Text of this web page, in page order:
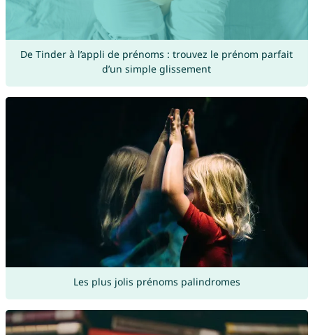
De Tinder à l’appli de prénoms : trouvez le prénom parfait
d’un simple glissement
Les plus jolis prénoms palindromes